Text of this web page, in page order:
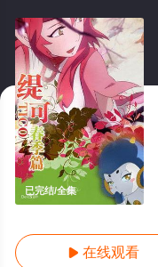
已完结/全集
 在线观看